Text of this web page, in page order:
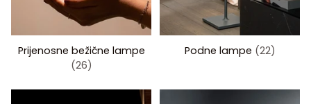
Prijenosne bežične lampe
(26)
Podne lampe (22)